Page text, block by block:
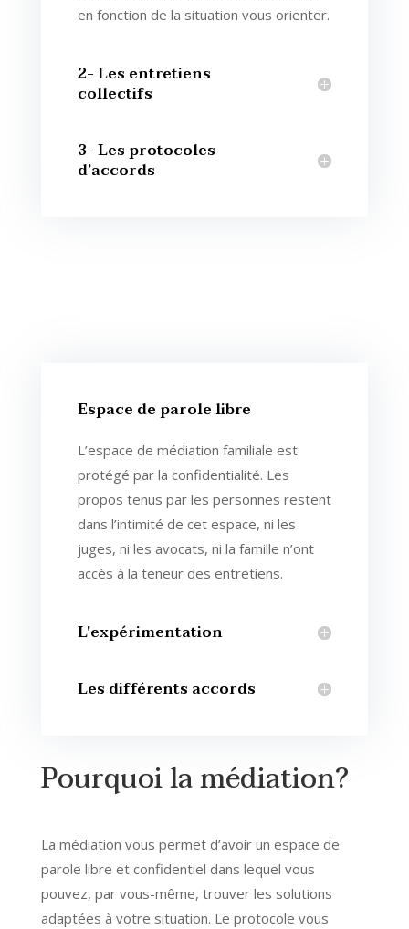
en fonction de la situation vous orienter.
2- Les entretiens
collectifs
3- Les protocoles
d’accords
Espace de parole libre
L’espace de médiation familiale est
protégé par la confidentialité. Les
propos tenus par les personnes restent
dans l’intimité de cet espace, ni les
juges, ni les avocats, ni la famille n’ont
accès à la teneur des entretiens.
L'expérimentation
Les différents accords
Pourquoi la médiation?
La médiation vous permet d’avoir un espace de
parole libre et confidentiel dans lequel vous
pouvez, par vous-même, trouver les solutions
adaptées à votre situation. Le protocole vous